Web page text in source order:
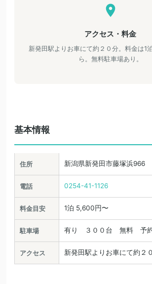
アクセス・料金
新発田駅よりお車にて約２０分。料金は1
ら。無料駐車場あり。
基本情報
住所 新潟県新発田市藤塚浜966
電話 0254-41-1126
料金目安 1泊 5,600円〜
駐車場 有り ３００台 無料 予
アクセス 新発田駅よりお車にて約２